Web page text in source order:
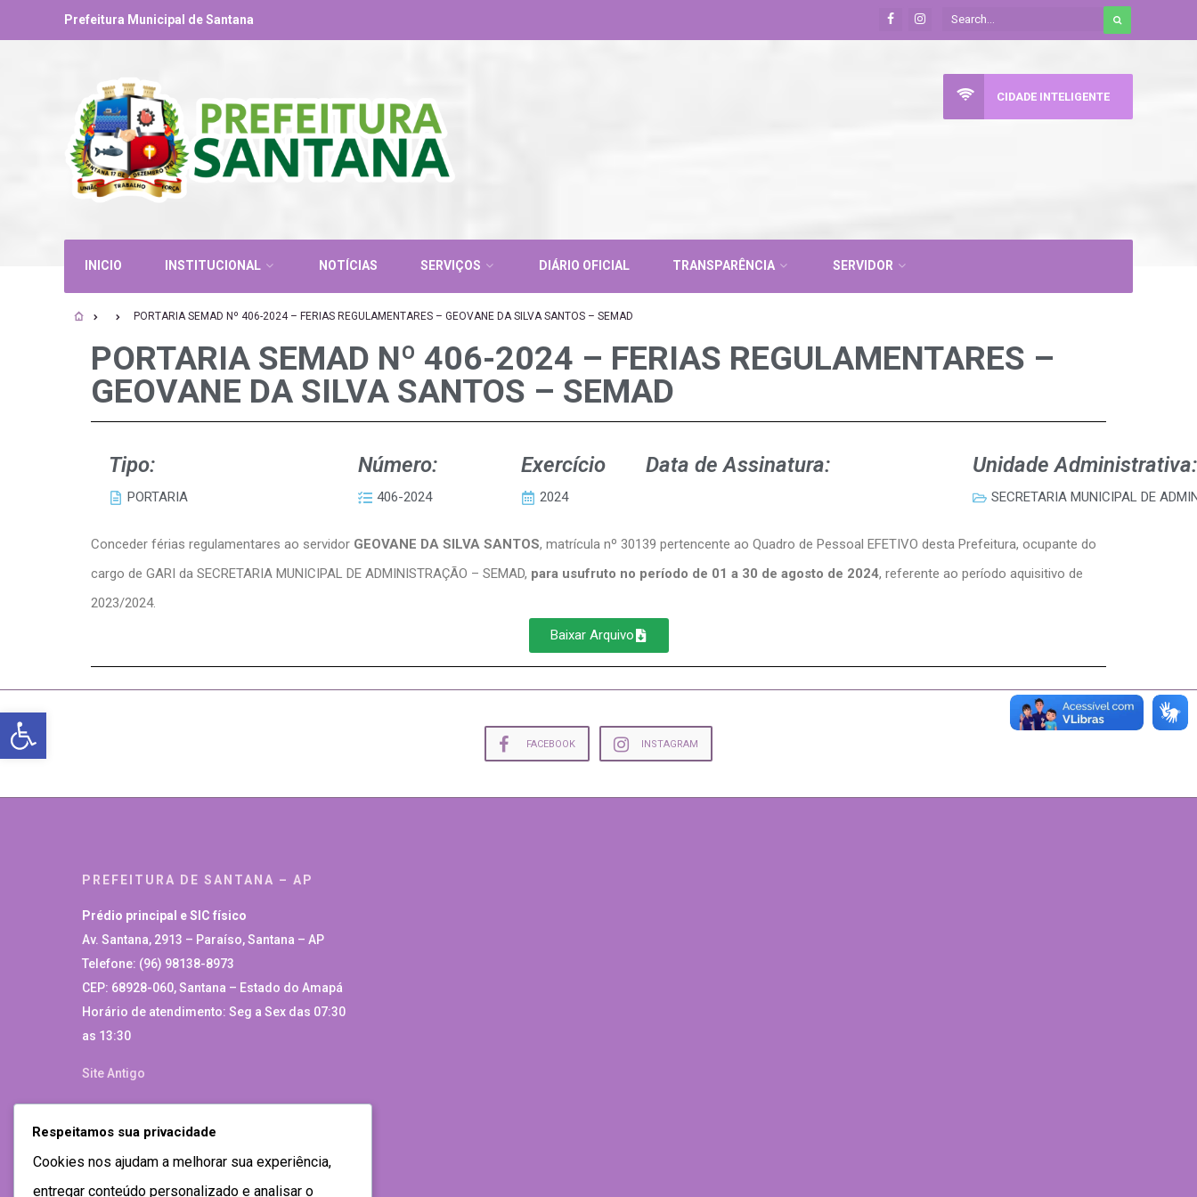
Abrir a barra de ferramentas
Prefeitura Municipal de Santana
INICIO INSTITUCIONAL NOTÍCIAS SERVIÇOS DIÁRIO OFICIAL TRANSPARÊNCIA SERVIDOR
CIDADE INTELIGENTE
PORTARIA SEMAD Nº 406-2024 – FERIAS REGULAMENTARES – GEOVANE DA SILVA SANTOS – SEMAD
PORTARIA SEMAD Nº 406-2024 – FERIAS REGULAMENTARES –
GEOVANE DA SILVA SANTOS – SEMAD
Tipo:
PORTARIA
Número:
406-2024
Exercício
2024
Data de Assinatura: Unidade Administrativa:
SECRETARIA MUNICIPAL DE
Conceder férias regulamentares ao servidor GEOVANE DA SILVA SANTOS, matrícula nº 30139 pertencente ao Quadro de Pessoal EFETIVO desta Prefeitura, ocupante do
cargo de GARI da SECRETARIA MUNICIPAL DE ADMINISTRAÇÃO – SEMAD, para usufruto no período de 01 a 30 de agosto de 2024, referente ao período aquisitivo de
2023/2024.
Baixar Arquivo
FACEBOOK INSTAGRAM
PREFEITURA DE SANTANA – AP
Prédio principal e SIC físico
Av. Santana, 2913 – Paraíso, Santana – AP
Telefone: (96) 98138-8973
CEP: 68928-060, Santana – Estado do Amapá
Horário de atendimento: Seg a Sex das 07:30
as 13:30
Site Antigo
Respeitamos sua privacidade
Cookies nos ajudam a melhorar sua experiência,
entregar conteúdo personalizado e analisar o